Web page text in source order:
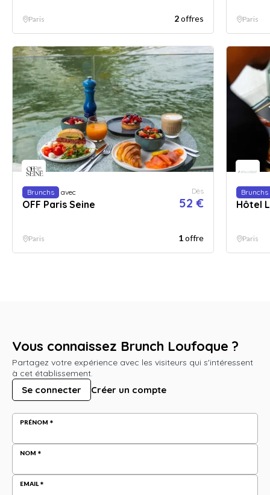
Paris 2offres Paris
Brunchs avec
OFF Paris Seine
Dès
52 €
Paris 1offre
Brunchs
Hôtel
Paris
Vous connaissez Brunch Loufoque ?
Partagez votre expérience avec les visiteurs qui s'intéressent
à cet établissement.
Se connecter Créer un compte
PRÉNOM
NOM
EMAIL